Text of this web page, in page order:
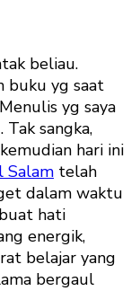
beliau.
buku yg saat
yg saya
sangka,
hari ini
Salam telah
dalam waktu
hati
energik,
belajar yang
bergaul